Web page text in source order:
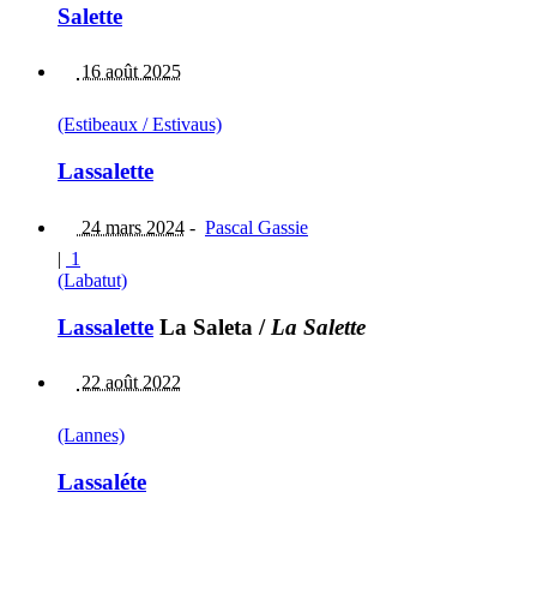
Salette
16 août 2025
(Estibeaux / Estivaus)
Lassalette
24 mars 2024 - Pascal Gassie
| 1
(Labatut)
Lassalette La Saleta / La Salette
22 août 2022
(Lannes)
Lassaléte